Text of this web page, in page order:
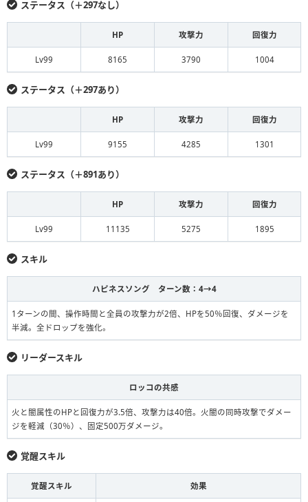
ステータス（＋297なし）
HP 攻撃力 回復力
Lv99 8165 3790 1004
ステータス（＋297あり）
HP 攻撃力 回復力
Lv99 9155 4285 1301
ステータス（＋891あり）
HP 攻撃力 回復力
Lv99 11135 5275 1895
スキル
ハピネスソング ターン数：4→4
1ターンの間、操作時間と全員の攻撃力が2倍、HPを50％回復、ダメージを
半減。全ドロップを強化。
リーダースキル
ロッコの共感
火と闇属性のHPと回復力が3.5倍、攻撃力は40倍。火闇の同時攻撃でダメー
ジを軽減（30％）、固定500万ダメージ。
覚醒スキル
覚醒スキル 効果